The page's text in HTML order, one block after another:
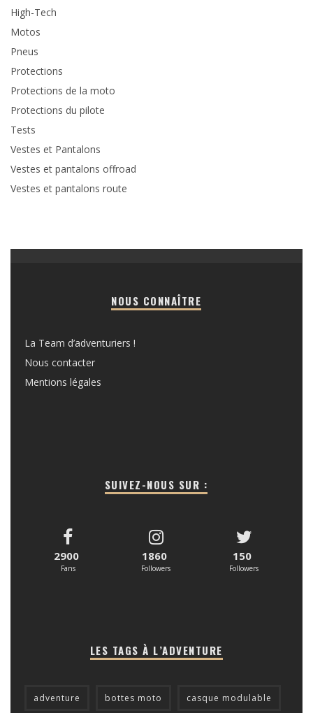
High-Tech
Motos
Pneus
Protections
Protections de la moto
Protections du pilote
Tests
Vestes et Pantalons
Vestes et pantalons offroad
Vestes et pantalons route
NOUS CONNAÎTRE
La Team d’adventuriers !
Nous contacter
Mentions légales
SUIVEZ-NOUS SUR :
2900
Fans
1860
Followers
150
Followers
LES TAGS À L’ADVENTURE
adventure bottes moto casque modulable